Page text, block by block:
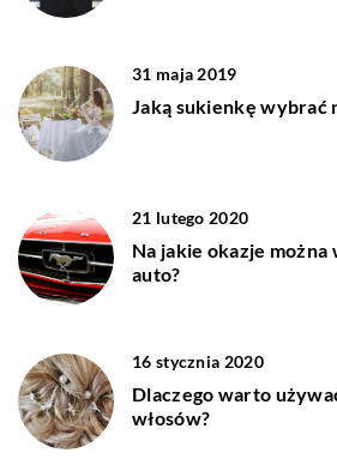
31 maja 2019
Jaką sukienkę wybrać
21 lutego 2020
Na jakie okazje
auto?
16 stycznia 2020
Dlaczego warto
włosów?